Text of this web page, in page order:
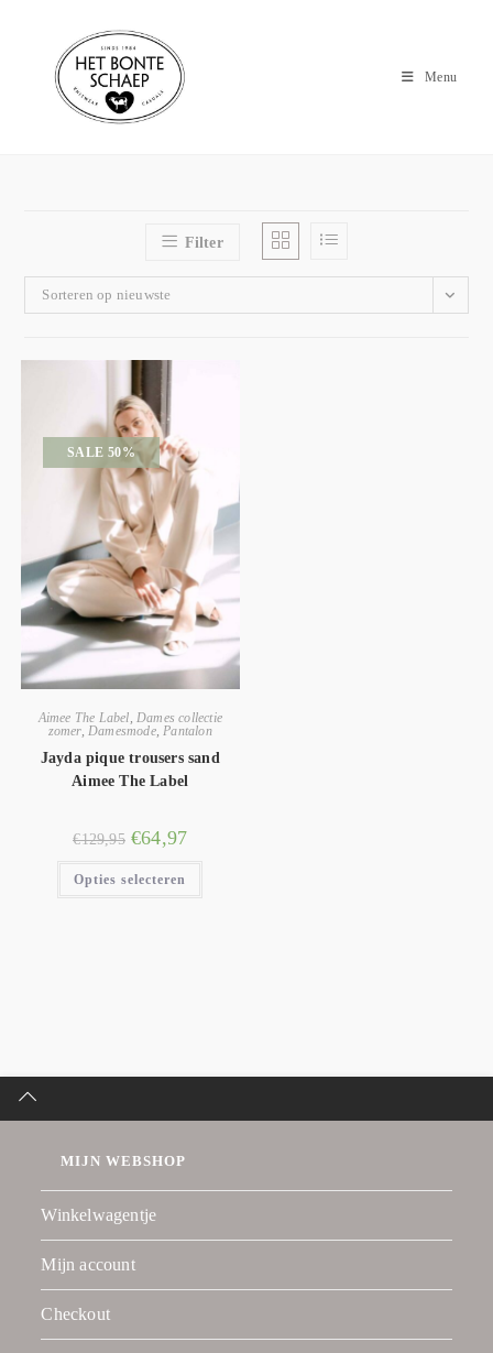
Menu
Filter
Sorteren op nieuwste
SALE 50%
Aimee The Label Dames collectie
zomer, Damesmode, Pantalon
Jayda pique trousers sand
Aimee The Label
€129,95 €64,97
Opties selecteren
MIJN WEBSHOP
Winkelwagentje
Mijn account
Checkout